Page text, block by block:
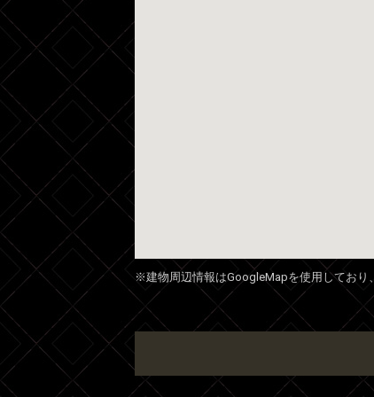
※建物周辺情報はGoogleMapを使用しており